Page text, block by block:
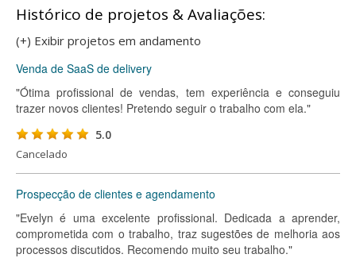
Histórico de projetos & Avaliações:
(+) Exibir projetos em andamento
Venda de SaaS de delivery
"Ótima profissional de vendas, tem experiência e conseguiu
trazer novos clientes! Pretendo seguir o trabalho com ela."
5.0
Cancelado
Prospecção de clientes e agendamento
"Evelyn é uma excelente profissional. Dedicada a aprender,
comprometida com o trabalho, traz sugestões de melhoria aos
processos discutidos. Recomendo muito seu trabalho."